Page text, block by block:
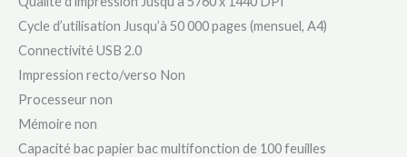
Cycle d’utilisation Jusqu’à 50 000 pages (mensuel, A4)
Connectivité USB 2.0
Impression recto/verso Non
Processeur non
Mémoire non
Capacité bac papier bac multifonction de 100 feuilles